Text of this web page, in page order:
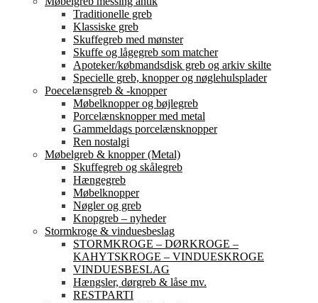
Traditionelle greb
Klassiske greb
Skuffegreb med mønster
Skuffe og lågegreb som matcher
Apoteker/købmandsdisk greb og arkiv skilte
Specielle greb, knopper og nøglehulsplader
Poecelænsgreb & -knopper
Møbelknopper og bøjlegreb
Porcelænsknopper med metal
Gammeldags porcelænsknopper
Ren nostalgi
Møbelgreb & knopper (Metal)
Skuffegreb og skålegreb
Hængegreb
Møbelknopper
Nøgler og greb
Knopgreb – nyheder
Stormkroge & vinduesbeslag
STORMKROGE – DØRKROGE –
KAHYTSKROGE – VINDUESKROGE
VINDUESBESLAG
Hængsler, dørgreb & låse mv.
RESTPARTI